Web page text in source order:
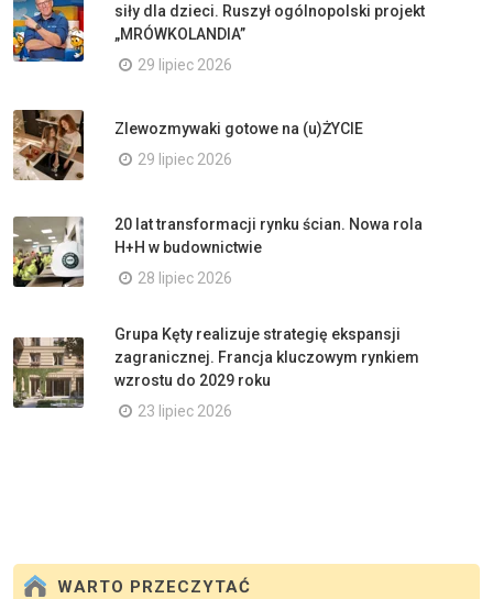
siły dla dzieci. Ruszył ogólnopolski projekt
„MRÓWKOLANDIA”
29 lipiec 2026
Zlewozmywaki gotowe na (u)ŻYCIE
29 lipiec 2026
20 lat transformacji rynku ścian. Nowa rola
H+H w budownictwie
28 lipiec 2026
Grupa Kęty realizuje strategię ekspansji
zagranicznej. Francja kluczowym rynkiem
wzrostu do 2029 roku
23 lipiec 2026
WARTO PRZECZYTAĆ